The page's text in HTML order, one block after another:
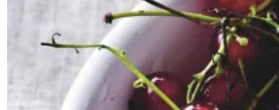
Rysteribs